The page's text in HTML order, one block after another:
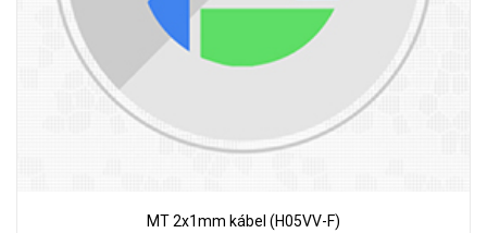
MT 2x1mm kábel (H05VV-F)